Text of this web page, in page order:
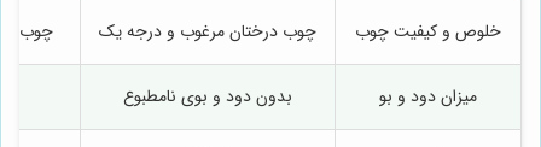
خلوص و کیفیت چوب چوب درختان مرغوب و درجه یک چوب
میزان دود و بو بدون دود و بوی نامطبوع